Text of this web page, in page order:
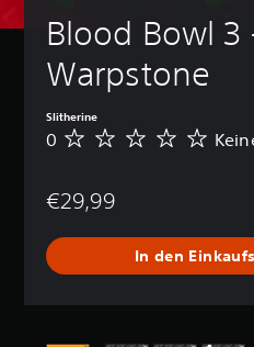
Blood Bowl 3
Warpstone
Slitherine
K
n
B
e
w
0
€29,99
In den